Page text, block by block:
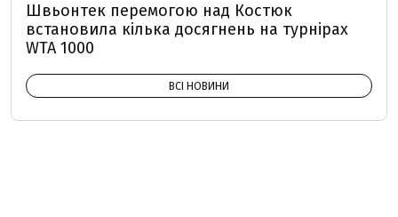
Швьонтек перемогою над Костюк
встановила кілька досягнень на турнірах
WTA 1000
ВСІ НОВИНИ